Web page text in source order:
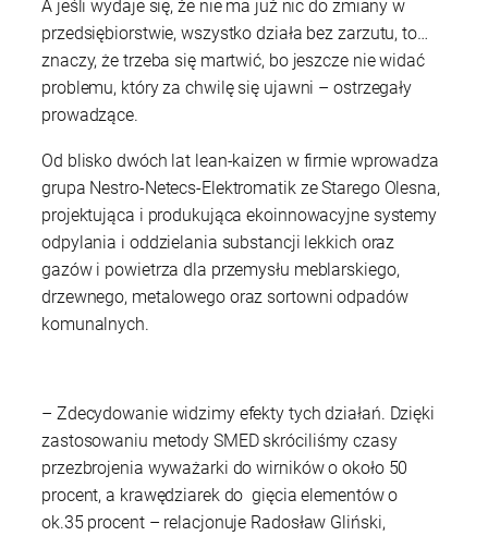
A jeśli wydaje się, że nie ma już nic do zmiany w
przedsiębiorstwie, wszystko działa bez zarzutu, to…
znaczy, że trzeba się martwić, bo jeszcze nie widać
problemu, który za chwilę się ujawni – ostrzegały
prowadzące.
Od blisko dwóch lat lean-kaizen w firmie wprowadza
grupa Nestro-Netecs-Elektromatik ze Starego Olesna,
projektująca i produkująca ekoinnowacyjne systemy
odpylania i oddzielania substancji lekkich oraz
gazów i powietrza dla przemysłu meblarskiego,
drzewnego, metalowego oraz sortowni odpadów
komunalnych.
– Zdecydowanie widzimy efekty tych działań. Dzięki
zastosowaniu metody SMED skróciliśmy czasy
przezbrojenia wyważarki do wirników o około 50
procent, a krawędziarek do gięcia elementów o
ok.35 procent – relacjonuje Radosław Gliński,